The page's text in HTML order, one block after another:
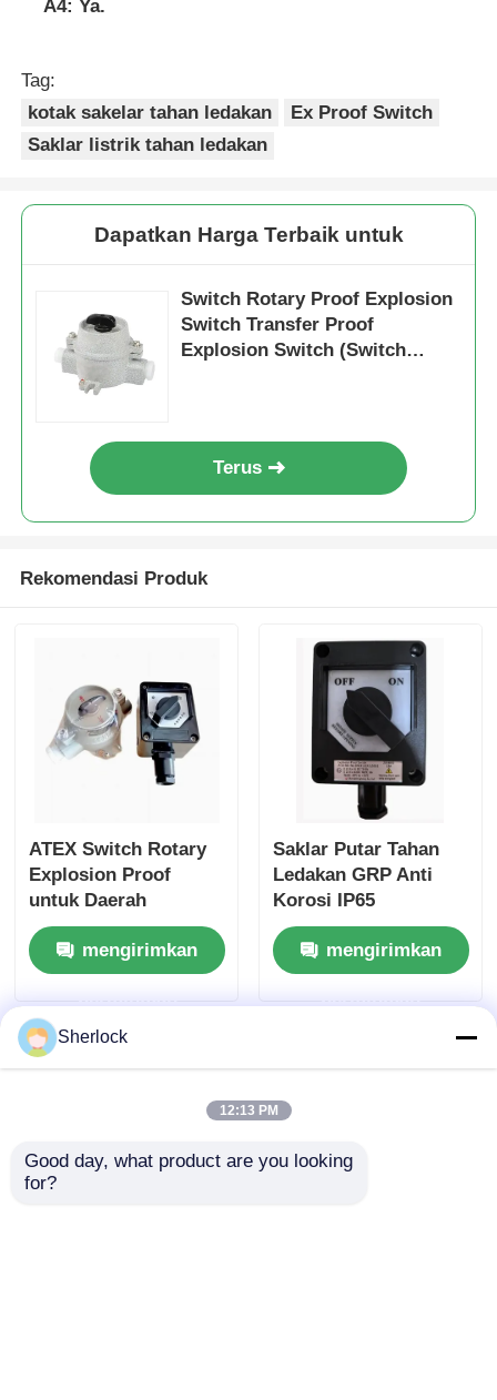
A4: Ya.
Tag:
kotak sakelar tahan ledakan
Ex Proof Switch
Saklar listrik tahan ledakan
Dapatkan Harga Terbaik untuk
Switch Rotary Proof Explosion
Switch Transfer Proof
Explosion Switch (Switch
Terus
Rekomendasi Produk
ATEX Switch Rotary
Explosion Proof
untuk Daerah
Berbahaya
mengirimkan
permintaan
Saklar Putar Tahan
Ledakan GRP Anti
Korosi IP65
mengirimkan
permintaan
Sherlock
12:13 PM
Good day, what product are you looking
for?